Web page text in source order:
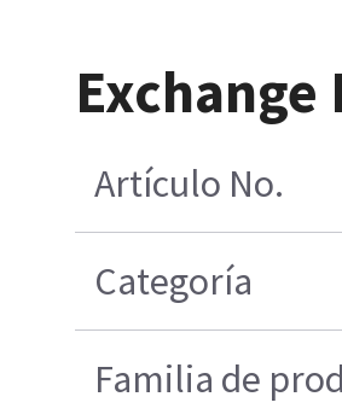
Exchange
Artículo No.
Categoría
Familia de